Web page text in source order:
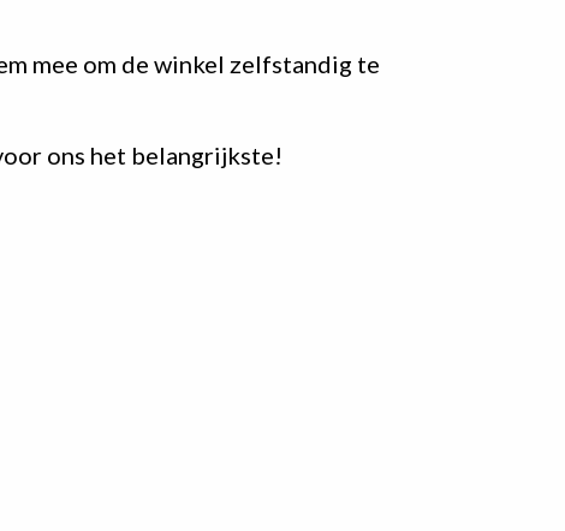
mee om de winkel zelfstandig te
ons het belangrijkste!